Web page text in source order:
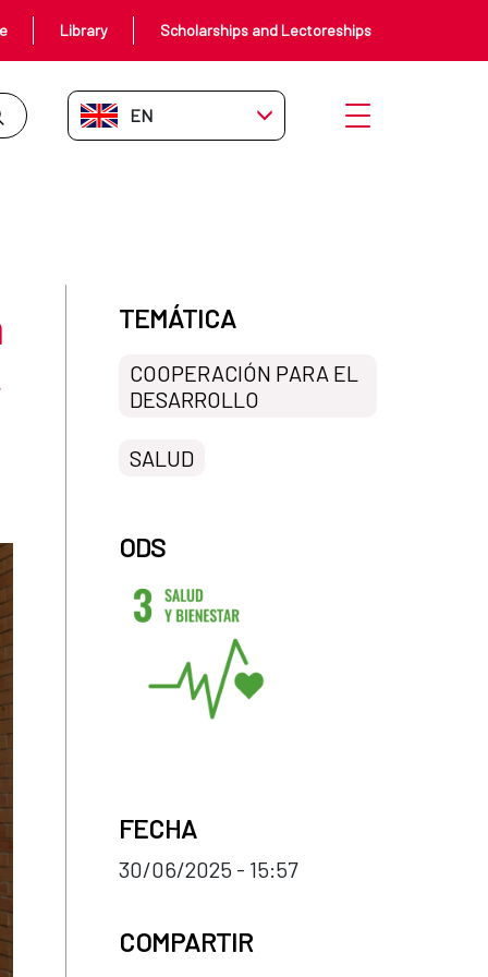
Library Scholarships and Lectoreships
EN-GB Open menu
TEMÁTICA
COOPERACIÓN PARA EL
DESARROLLO
SALUD
ODS
FECHA
30/06/2025 - 15:57
COMPARTIR